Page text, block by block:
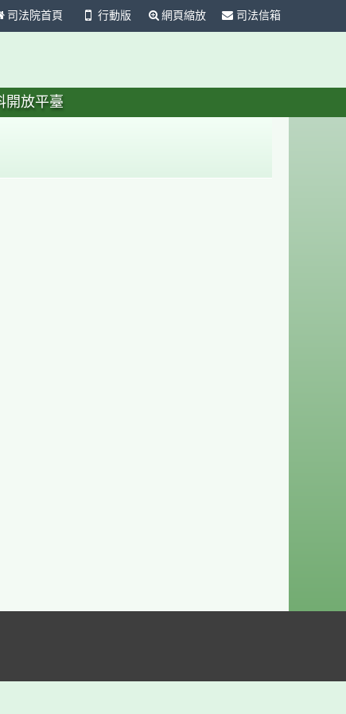
司法院首頁 行動版 網頁縮放 司法信箱
開放平臺